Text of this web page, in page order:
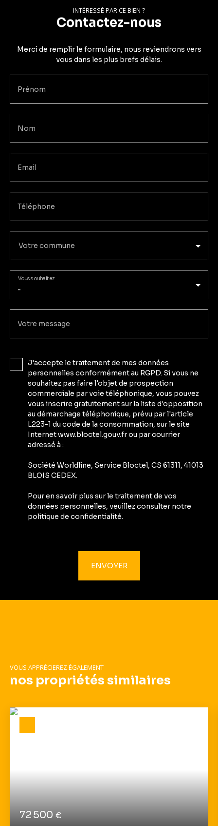
INTÉRESSÉ PAR CE BIEN ?
Contactez-nous
Merci de remplir le formulaire, nous reviendrons vers
vous dans les plus brefs délais.
Prénom
Nom
Email
Téléphone
Votre commune
-
Vous souhaitez
Votre message
J'accepte le traitement de mes données
personnelles conformément au RGPD. Si vous ne
souhaitez pas faire l'objet de prospection
commerciale par voie téléphonique, vous pouvez
vous inscrire gratuitement sur la liste d'opposition
au démarchage téléphonique, prévu par l'article
L223-1 du code de la consommation, sur le site
Internet www.bloctel.gouv.fr ou par courrier
adressé à :
Société Worldline, Service Bloctel, CS 61311, 41013
BLOIS CEDEX.
Pour en savoir plus sur le traitement de vos
données personnelles, veuillez consulter notre
politique de confidentialité.
ENVOYER
VOUS APPRÉCIEREZ ÉGALEMENT
nos propriétés similaires
72 500 €